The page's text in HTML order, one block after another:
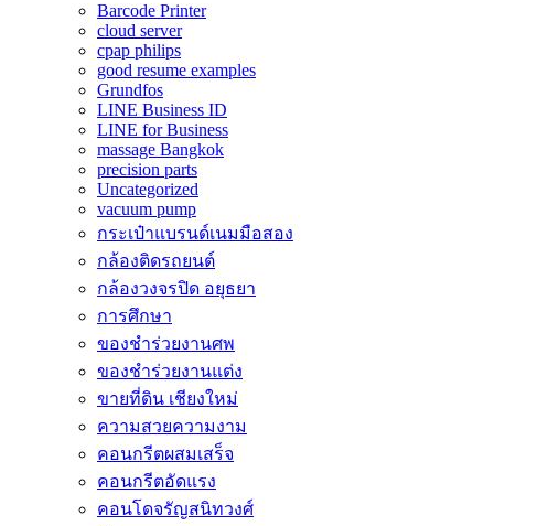
Barcode Printer
cloud server
cpap philips
good resume examples
Grundfos
LINE Business ID
LINE for Business
massage Bangkok
precision parts
Uncategorized
vacuum pump
กระเป๋าแบรนด์เนมมือสอง
กล้องติดรถยนต์
กล้องวงจรปิด อยุธยา
การศึกษา
ของชำร่วยงานศพ
ของชำร่วยงานแต่ง
ขายที่ดิน เชียงใหม่
ความสวยความงาม
คอนกรีตผสมเสร็จ
คอนกรีตอัดแรง
คอนโดจรัญสนิทวงศ์